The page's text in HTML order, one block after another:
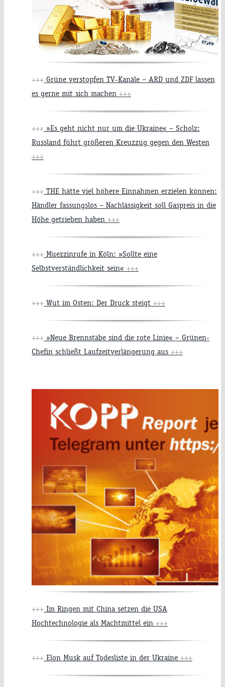
+++ Grüne verstopfen TV-Kanäle – ARD und ZDF lassen
es gerne mit sich machen +++
+++ »Es geht nicht nur um die Ukraine« – Scholz:
Russland führt größeren Kreuzzug gegen den Westen
+++
+++ THE hätte viel höhere Einnahmen erzielen können:
Händler fassungslos – Nachlässigkeit soll Gaspreis in die
Höhe getrieben haben +++
+++ Muezzinrufe in Köln: »Sollte eine
Selbstverständlichkeit sein« +++
+++ Wut im Osten: Der Druck steigt +++
+++ »Neue Brennstäbe sind die rote Linie« – Grünen-
Chefin schließt Laufzeitverlängerung aus +++
+++ Im Ringen mit China setzen die USA
Hochtechnologie als Machtmittel ein +++
+++ Elon Musk auf Todesliste in der Ukraine +++